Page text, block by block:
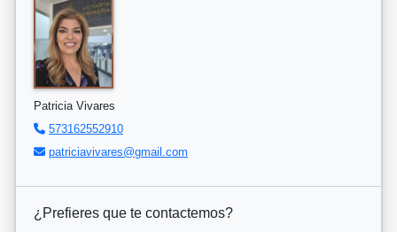
Patricia Vivares
573162552910
patriciavivares@gmail.com
¿Prefieres que te contactemos?